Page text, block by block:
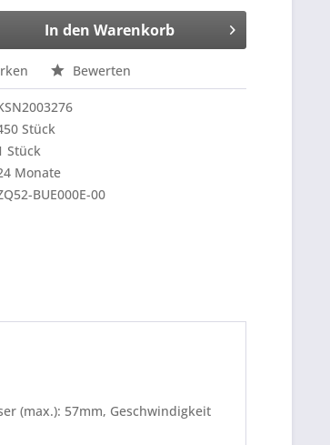
In den Warenkorb
Bewerten
Stück
Stück
Monate
BUE000E-00
(max.): 57mm, Geschwindigkeit